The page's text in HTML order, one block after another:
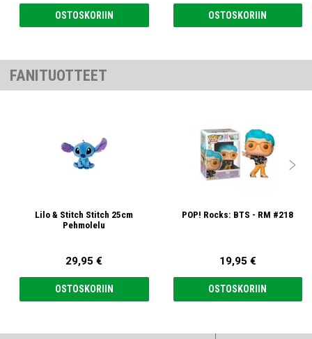
OSTOSKORIIN OSTOSKORIIN
FANITUOTTEET
Lilo & Stitch Stitch 25cm
Pehmolelu
29,95 €
OSTOSKORIIN
POP! Rocks: BTS - RM #218
19,95 €
OSTOSKORIIN
